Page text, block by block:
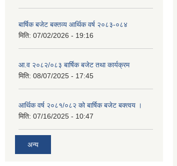
बार्षिक बजेट बक्तव्य आर्थिक वर्ष २०८३-०८४
मिति: 07/02/2026 - 19:16
आ.व २०८२/०८३ बार्षिक बजेट तथा कार्यक्रम
मिति: 08/07/2025 - 17:45
आर्थिक वर्ष २०८१/०८२ को बार्षिक बजेट बक्त्वय ।
मिति: 07/16/2025 - 10:47
अन्य